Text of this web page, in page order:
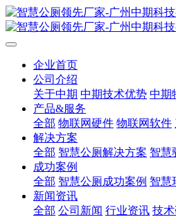
企业首页
公司介绍
关于中期 中期技术优势 中期
产品&服务
全部 物联网硬件 物联网软件
解决方案
全部 智慧公厕解决方案 智慧
成功案例
全部 智慧公厕成功案例 智慧
新闻资讯
全部 公司新闻 行业资讯 技